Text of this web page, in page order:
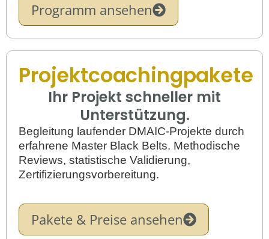
Programm ansehen
Projektcoachingpakete
Ihr Projekt schneller mit
Unterstützung.
Begleitung laufender DMAIC-Projekte durch
erfahrene Master Black Belts. Methodische
Reviews, statistische Validierung,
Zertifizierungsvorbereitung.
Pakete & Preise ansehen